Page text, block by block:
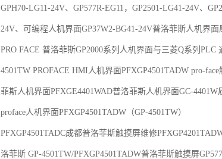
GPH70-LG11-24V、GP577R-EG11，GP2501-LG41-24V、
24V、可编程人机界面GP37W2-BG41-24V普洛菲斯人机界
PRO FACE 普洛菲斯GP2000系列人机界面与三菱Q系列
4501TW PROFACE HMI人机界面PFXGP4501TADW pro-
菲斯人机界面PFXGE4401WAD普洛菲斯人机界面GC-
proface人机界面PFXGP4501TADW（GP-4501TW）
PFXGP4501TADC成都普洛菲斯触摸屏维修
洛菲斯 GP-4501TW/PFXGP4501TADW普洛菲斯触摸屏